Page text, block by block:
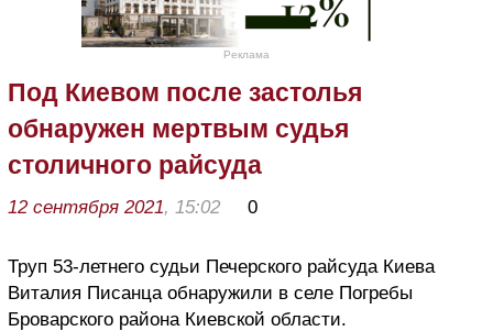
Реклама
Под Киевом после застолья
обнаружен мертвым судья
столичного райсуда
12 сентября 2021, 15:02 0
Труп 53-летнего судьи Печерского райсуда Киева
Виталия Писанца обнаружили в селе Погребы
Броварского района Киевской области.